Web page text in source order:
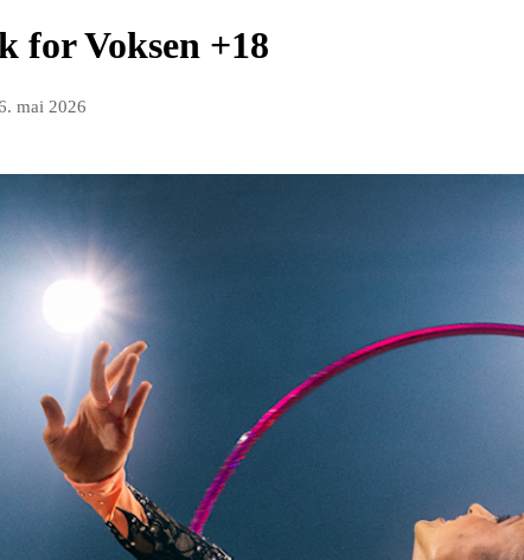
for Voksen +18
mai 2026